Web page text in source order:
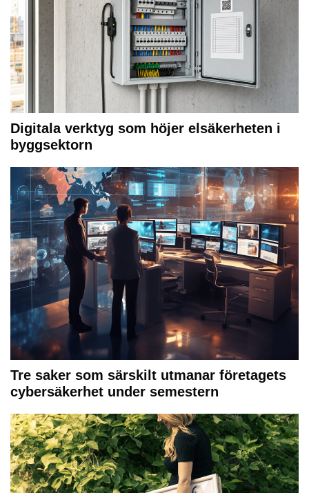
Digitala verktyg som höjer elsäkerheten i
byggsektorn
Tre saker som särskilt utmanar företagets
cybersäkerhet under semestern